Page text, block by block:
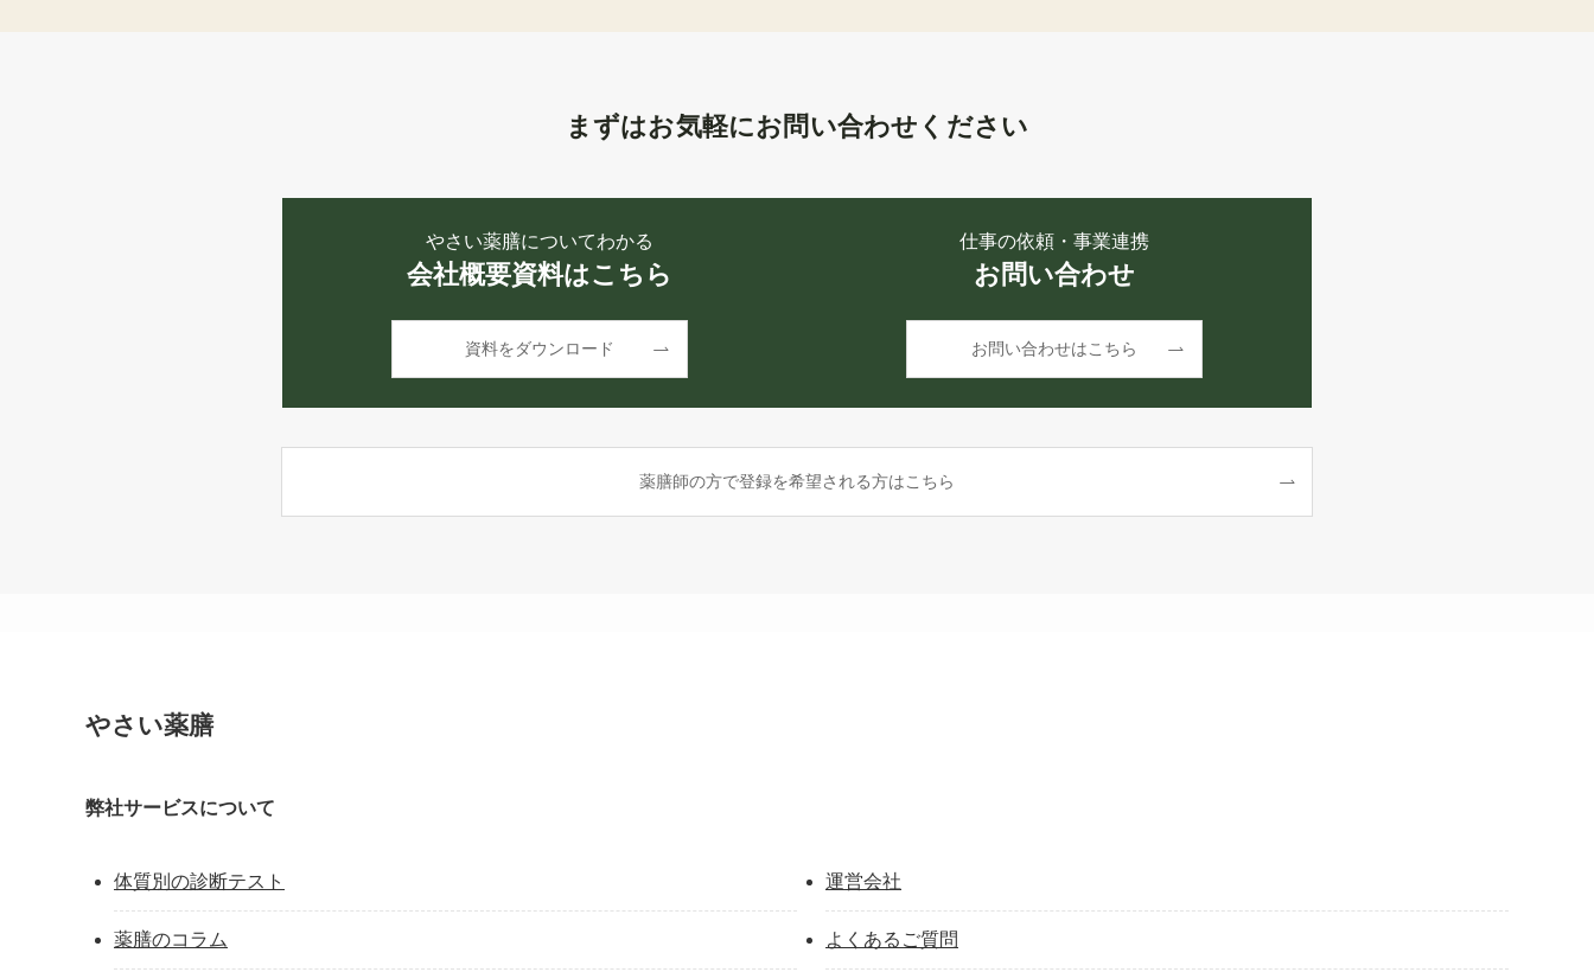
まずはお気軽にお問い合わせください
やさい薬膳についてわかる
会社概要資料はこちら
資料をダウンロード
仕事の依頼・事業連携
お問い合わせ
お問い合わせはこちら
薬膳師の方で登録を希望される方はこちら
やさい薬膳
弊社サービスについて
体質別の診断テスト
薬膳のコラム
運営会社
よくあるご質問